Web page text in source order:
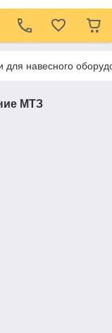
для навесного
МТЗ